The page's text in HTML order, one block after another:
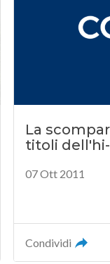
La
titoli
07 Ott 2011
Condividi